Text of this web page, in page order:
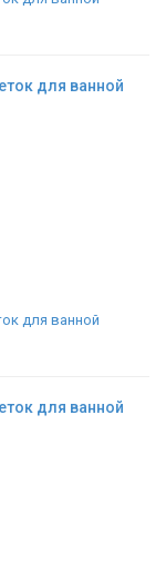
для ванной
для ванной